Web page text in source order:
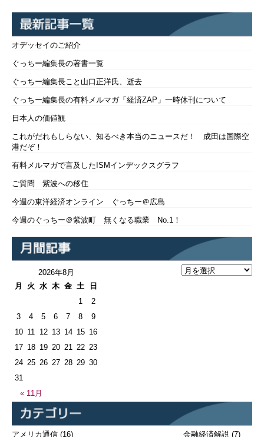
オデッセイのご紹介
ぐっちー編集長の著書一覧
ぐっちー編集長こと山口正洋氏、逝去
ぐっちー編集長の有料メルマガ「経済ZAP」一時休刊について
日本人の価値観
これがだれもしらない、知るべき本当のニュースだ！ 成田は国際空
港だぞ！
有料メルマガで言及したISMインデックスグラフ
ご質問 紫波への移住
今週の東洋経済オンライン ぐっちー＠広島
今週のぐっちー＠紫波町 無くなる職業 No.1！
2026年8月
月
火 水 木 金 土 日
« 11月
1
2
3
4 5 6 7 8
9
10 11 12 13 14 15 16
17 18 19 20 21 22 23
24 25 26 27 28 29 30
31
アメリカ通信 (16) 金融経済解説 (7)